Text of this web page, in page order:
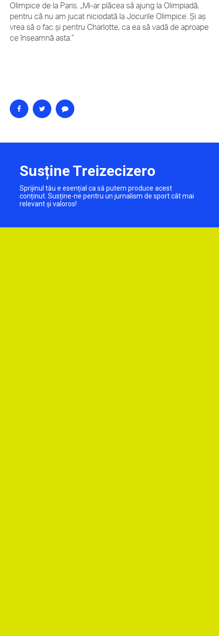
Olimpice de la Paris. „Mi-ar plăcea să ajung la Olimpiadă,
pentru că nu am jucat niciodată la Jocurile Olimpice. Și aș
vrea să o fac și pentru Charlotte, ca ea să vadă de aproape
ce înseamnă asta.”
Susține Treizecizero
Sprijinul tău e esențial ca să putem produce acest
conținut. Susține-ne pentru un jurnalism de sport cât mai
relevant și valoros!